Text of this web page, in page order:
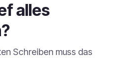
alles
Schreiben muss das